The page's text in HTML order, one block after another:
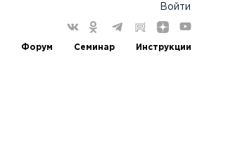
Войти
Форум Семинар Инструкции